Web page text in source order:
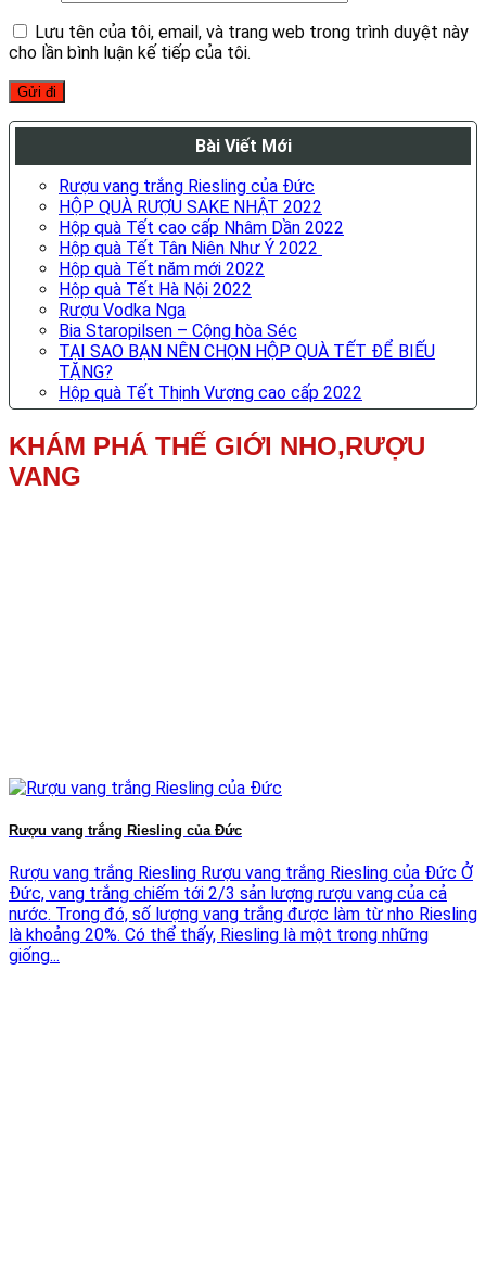
Lưu tên của tôi, email, và trang web trong trình duyệt này
cho lần bình luận kế tiếp của tôi.
Bài Viết Mới
Rượu vang trắng Riesling của Đức
HỘP QUÀ RƯỢU SAKE NHẬT 2022
Hộp quà Tết cao cấp Nhâm Dần 2022
Hộp quà Tết Tân Niên Như Ý 2022
Hộp quà Tết năm mới 2022
Hộp quà Tết Hà Nội 2022
Rượu Vodka Nga
Bia Staropilsen – Cộng hòa Séc
TẠI SAO BẠN NÊN CHỌN HỘP QUÀ TẾT ĐỂ BIẾU
TẶNG?
Hộp quà Tết Thịnh Vượng cao cấp 2022
KHÁM PHÁ THẾ GIỚI NHO,RƯỢU
VANG
Rượu vang trắng Riesling của Đức
Rượu vang trắng Riesling Rượu vang trắng Riesling của Đức Ở
Đức, vang trắng chiếm tới 2/3 sản lượng rượu vang của cả
nước. Trong đó, số lượng vang trắng được làm từ nho Riesling
là khoảng 20%. Có thể thấy, Riesling là một trong những
giống...